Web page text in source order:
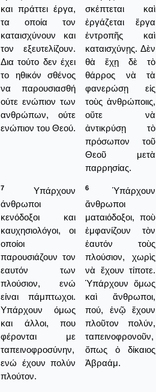
και πράττει έργα,
τα οποία τον
καταισχύνουν και
τον εξευτελίζουν.
Δια τούτο δεν έχει
το ηθικόν σθένος
να παρουσιασθή
ούτε ενώπιον των
ανθρώπων, ούτε
ενώπιον του Θεού.
σκέπτεται καὶ
ἐργάζεται ἔργα
ἐντροπῆς καὶ
καταισχύνῃς. Δὲν
θὰ ἔχῃ δὲ τὸ
θάρρος νὰ τὰ
φανερώσῃ εἰς
τοὺς ἀνθρώποιις,
οὔτε νὰ
ἀντικρύσῃ τὸ
πρόσωπον τοῦ
Θεοῦ μετὰ
παρρησίας.
7
Υπάρχουν
άνθρωποι
κενόδοξοι και
καυχησιολόγοι, οι
οποίοι
παρουσιάζουν τον
εαυτόν των
πλούσιον, ενώ
είναι πάμπτωχοι.
Υπάρχουν όμως
και άλλοι, που
φέρονται με
ταπεινοφροσύνην,
ενώ έχουν πολύν
πλούτον.
6
Ὑπάρχουν
ἄνθρωποι
ματαιόδοξοι, ποὺ
ἐμφανίζουν τὸν
ἑαυτόν τοὺς
πλούσιον, χωρὶς
νὰ ἔχουν τίποτε.
Ὑπάρχουν ὅμως
καὶ ἄνθρωποι,
πού, ἐνῷ ἔχουν
πλοῦτον πολύν,
ταπεινοφρονοῦν,
ὅπως ὁ δίκαιος
Ἀβραάμ.